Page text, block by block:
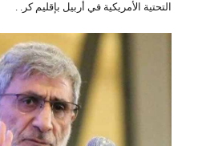
التحتية الأمريكية في أربيل بإقليم كر. .